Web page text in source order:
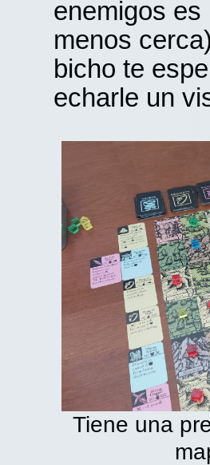
enemigos es
menos
bicho te
echarle un
Tiene una